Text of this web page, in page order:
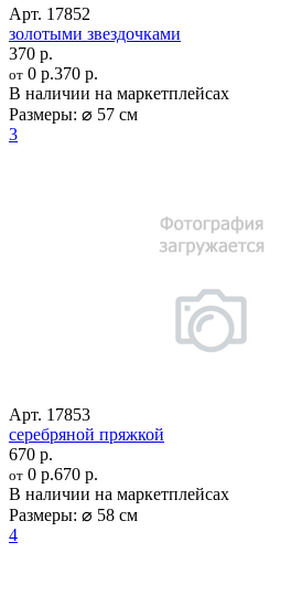
Арт. 17852
золотыми звездочками
370 р.
от 0 р.370 р.
В наличии на маркетплейсах
Размеры: ⌀ 57 см
3
Арт. 17853
серебряной пряжкой
670 р.
от 0 р.670 р.
В наличии на маркетплейсах
Размеры: ⌀ 58 см
4